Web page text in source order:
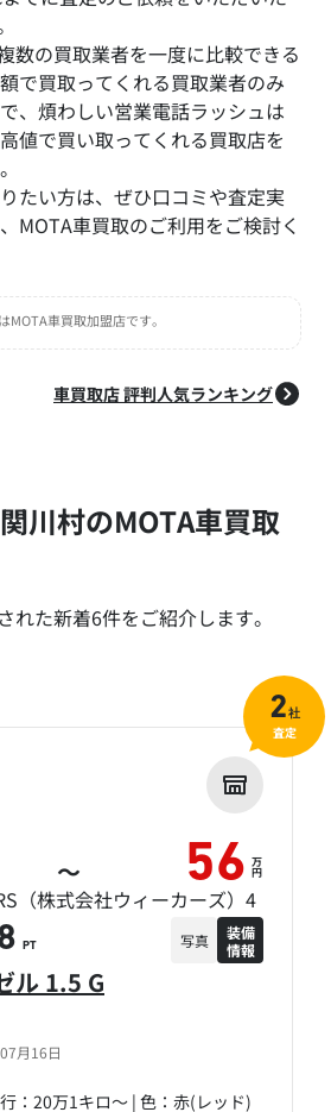
数の買取業者を一度に比較できる
で買取ってくれる買取業者のみ
、煩わしい営業電話ラッシュは
値で買い取ってくれる買取店を
たい方は、ぜひ口コミや査定実
MOTA車買取のご利用をご検討く
MOTA車買取加盟店です。
車買取店 評判人気ランキング
川村のMOTA車買取
れた新着6件をご紹介します。
月16日
ル 1.5 G
：20万1キロ～ | 色：赤(レッド)
～ 56 万
円
（株式会社ウィーカーズ）4
PT 写真
装備
情報
2社
査定